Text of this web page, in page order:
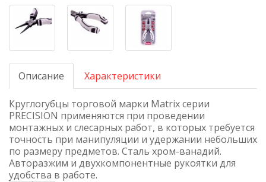
Описание Характеристики
Круглогубцы торговой марки Matrix серии
PRECISION применяются при проведении
монтажных и слесарных работ, в которых требуется
точность при манипуляции и удержании небольших
по размеру предметов. Сталь хром-ванадий.
Авторазжим и двухкомпонентные рукоятки для
удобства в работе.